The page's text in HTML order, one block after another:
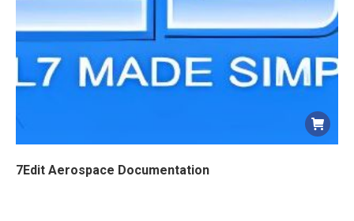
7Edit Aerospace Documentation